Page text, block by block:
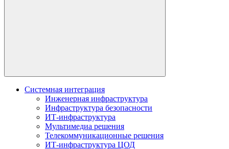
Системная интеграция
Инженерная инфраструктура
Инфраструктура безопасности
ИТ-инфраструктура
Мультимедиа решения
Телекоммуникационные решения
ИТ-инфраструктура ЦОД